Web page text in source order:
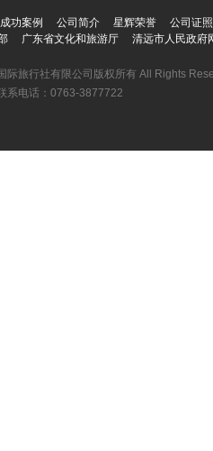
成功案例 公司简介 星辉荣誉
公司证
广东省文化和旅游厅 清远市人民政府
际旅行社有限公司版权所有 All Rights
系电话：0763-3877722